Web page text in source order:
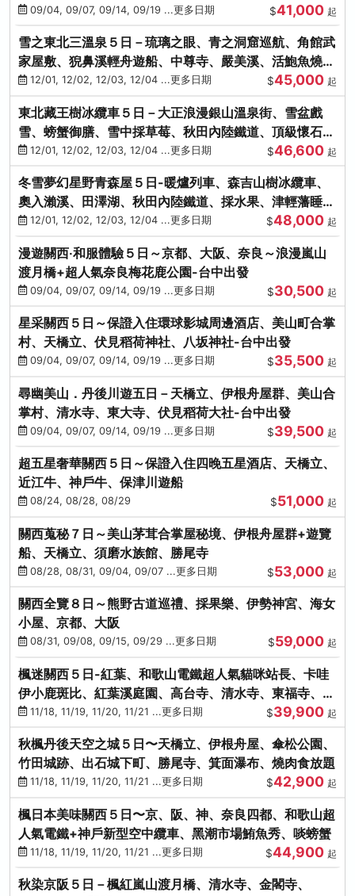
龍蝦-台中出發
09/04, 09/07, 09/14, 09/19 ...更多日期 $41,000 起
雪之東北三溫泉５日－琉璃之眼、青之洞窟巡航、角館武
家屋敷、猊鼻溪輕舟遊船、中尊寺、嚴美溪、活鮑魚燒、
烤牡蠣、握壽司體驗
12/01, 12/02, 12/03, 12/04 ...更多日期 $45,000 起
東北藏王樹冰纜車５日－大正浪漫銀山溫泉街、雪盆戲
雪、螃蟹御膳、雪中採草莓、秋田內陸鐵道、頂級懷石料
理、松島遊船
12/01, 12/02, 12/03, 12/04 ...更多日期 $46,600 起
冬雪夢幻星野青森屋５日-暖爐列車、森吉山樹冰纜車、
奧入瀨溪、田澤湖、秋田內陸鐵道、採水果、津輕藩睡魔
村(不進免稅店)
12/01, 12/02, 12/03, 12/04 ...更多日期 $48,000 起
漫遊關西‧和服體驗５日～京都、大阪、奈良～浪漫嵐山
渡月橋+超人氣奈良梅花鹿公園-台中出發
09/04, 09/07, 09/14, 09/19 ...更多日期 $30,500 起
星采關西５日～保證入住環球影城周邊酒店、美山町合掌
村、天橋立、伏見稻荷神社、八坂神社-台中出發
09/04, 09/07, 09/14, 09/19 ...更多日期 $35,500 起
尋幽美山．丹後川遊五日－天橋立、伊根舟屋群、美山合
掌村、清水寺、東大寺、伏見稻荷大社-台中出發
09/04, 09/07, 09/14, 09/19 ...更多日期 $39,500 起
超五星奢華關西５日～保證入住四晚五星酒店、天橋立、
近江牛、神戶牛、保津川遊船
08/24, 08/28, 08/29 $51,000 起
關西蒐秘７日～美山茅茸合掌屋秘境、伊根舟屋群+遊覽
船、天橋立、須磨水族館、勝尾寺
08/28, 08/31, 09/04, 09/07 ...更多日期 $53,000 起
關西全覽８日～熊野古道巡禮、採果樂、伊勢神宮、海女
小屋、京都、大阪
08/31, 09/08, 09/15, 09/29 ...更多日期 $59,000 起
楓迷關西５日-紅葉、和歌山電鐵超人氣貓咪站長、卡哇
伊小鹿斑比、紅葉溪庭園、高台寺、清水寺、東福寺、伊
勢龍蝦+和牛
11/18, 11/19, 11/20, 11/21 ...更多日期 $39,900 起
秋楓丹後天空之城５日〜天橋立、伊根舟屋、傘松公園、
竹田城跡、出石城下町、勝尾寺、箕面瀑布、燒肉食放題
11/18, 11/19, 11/20, 11/21 ...更多日期 $42,900 起
楓日本美味關西５日〜京、阪、神、奈良四都、和歌山超
人氣電鐵+神戶新型空中纜車、黑潮市場鮪魚秀、啖螃蟹
11/18, 11/19, 11/20, 11/21 ...更多日期 $44,900 起
秋染京阪５日－楓紅嵐山渡月橋、清水寺、金閣寺、